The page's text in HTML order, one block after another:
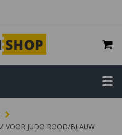
VOOR JUDO ROOD/BLAUW